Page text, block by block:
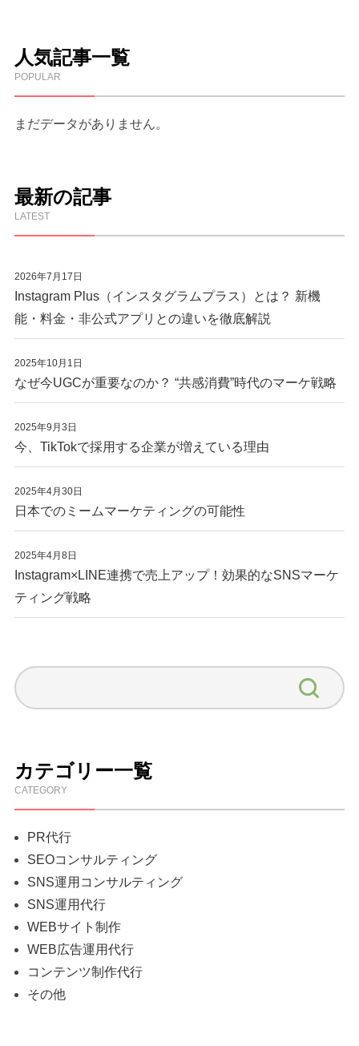
人気記事一覧
POPULAR
まだデータがありません。
最新の記事
LATEST
2026年7月17日
Instagram Plus（インスタグラムプラス）とは？ 新機
能・料金・非公式アプリとの違いを徹底解説
2025年10月1日
なぜ今UGCが重要なのか？ “共感消費”時代のマーケ戦略
2025年9月3日
今、TikTokで採用する企業が増えている理由
2025年4月30日
日本でのミームマーケティングの可能性
2025年4月8日
Instagram×LINE連携で売上アップ！効果的なSNSマーケ
ティング戦略
カテゴリー一覧
CATEGORY
PR代行
SEOコンサルティング
SNS運用コンサルティング
SNS運用代行
WEBサイト制作
WEB広告運用代行
コンテンツ制作代行
その他